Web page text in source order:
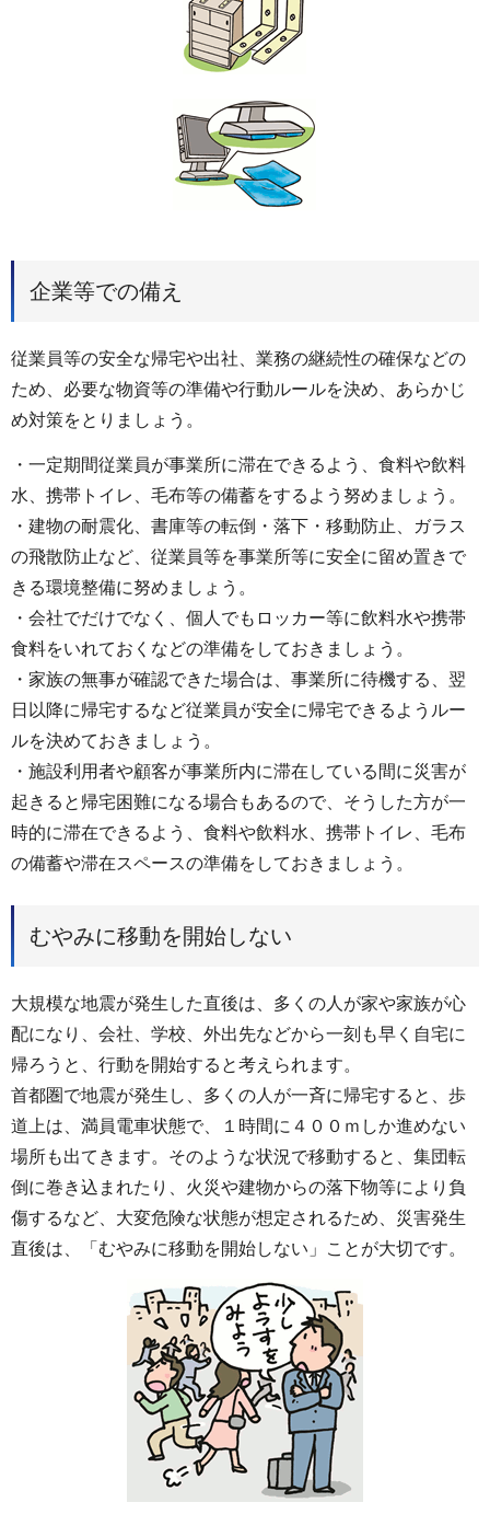
企業等での備え
従業員等の安全な帰宅や出社、業務の継続性の確保などの
ため、必要な物資等の準備や行動ルールを決め、あらかじ
め対策をとりましょう。
・一定期間従業員が事業所に滞在できるよう、食料や飲料
水、携帯トイレ、毛布等の備蓄をするよう努めましょう。
・建物の耐震化、書庫等の転倒・落下・移動防止、ガラス
の飛散防止など、従業員等を事業所等に安全に留め置きで
きる環境整備に努めましょう。
・会社でだけでなく、個人でもロッカー等に飲料水や携帯
食料をいれておくなどの準備をしておきましょう。
・家族の無事が確認できた場合は、事業所に待機する、翌
日以降に帰宅するなど従業員が安全に帰宅できるようルー
ルを決めておきましょう。
・施設利用者や顧客が事業所内に滞在している間に災害が
起きると帰宅困難になる場合もあるので、そうした方が一
時的に滞在できるよう、食料や飲料水、携帯トイレ、毛布
の備蓄や滞在スペースの準備をしておきましょう。
むやみに移動を開始しない
大規模な地震が発生した直後は、多くの人が家や家族が心
配になり、会社、学校、外出先などから一刻も早く自宅に
帰ろうと、行動を開始すると考えられます。
首都圏で地震が発生し、多くの人が一斉に帰宅すると、歩
道上は、満員電車状態で、１時間に４００ｍしか進めない
場所も出てきます。そのような状況で移動すると、集団転
倒に巻き込まれたり、火災や建物からの落下物等により負
傷するなど、大変危険な状態が想定されるため、災害発生
直後は、「むやみに移動を開始しない」ことが大切です。